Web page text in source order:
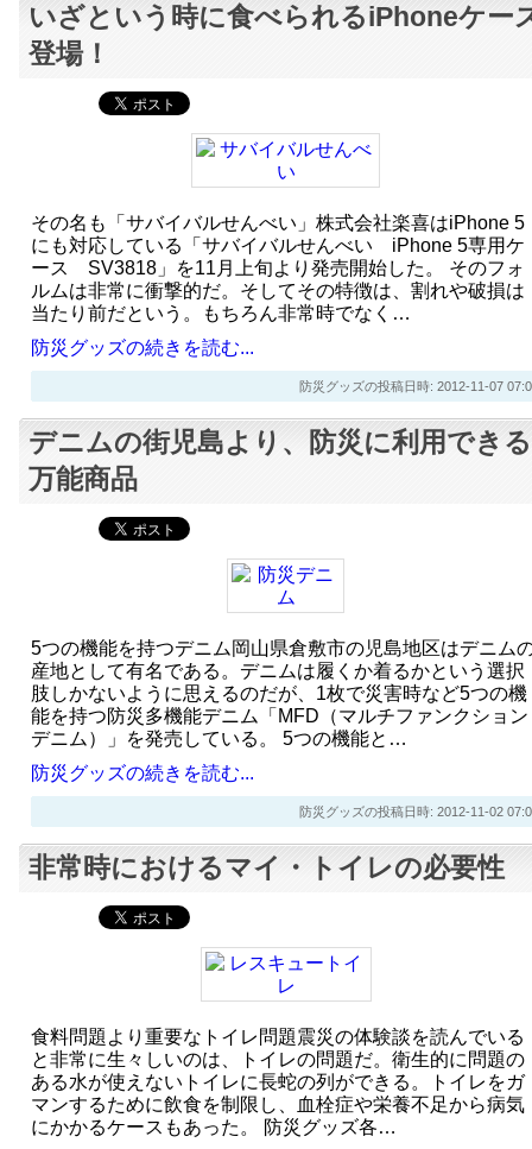
いざという時に食べられるiPhoneケー
登場！
その名も「サバイバルせんべい」株式会社楽喜はiPhone 5
にも対応している「サバイバルせんべい iPhone 5専用ケ
ース SV3818」を11月上旬より発売開始した。 そのフォ
ルムは非常に衝撃的だ。そしてその特徴は、割れや破損は
当たり前だという。もちろん非常時でなく…
防災グッズの続きを読む...
防災グッズの投稿日時: 2012-11-07
デニムの街児島より、防災に利用できる
万能商品
5つの機能を持つデニム岡山県倉敷市の児島地区はデニム
産地として有名である。デニムは履くか着るかという選択
肢しかないように思えるのだが、1枚で災害時など5つの機
能を持つ防災多機能デニム「MFD（マルチファンクション
デニム）」を発売している。 5つの機能と…
防災グッズの続きを読む...
防災グッズの投稿日時: 2012-11-02
非常時におけるマイ・トイレの必要性
食料問題より重要なトイレ問題震災の体験談を読んでいる
と非常に生々しいのは、トイレの問題だ。衛生的に問題の
ある水が使えないトイレに長蛇の列ができる。トイレをガ
マンするために飲食を制限し、血栓症や栄養不足から病気
にかかるケースもあった。 防災グッズ各…